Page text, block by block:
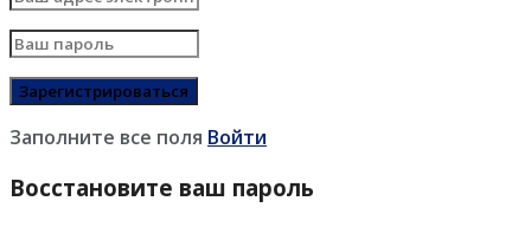
Заполните все поля Войти
Восстановите ваш пароль